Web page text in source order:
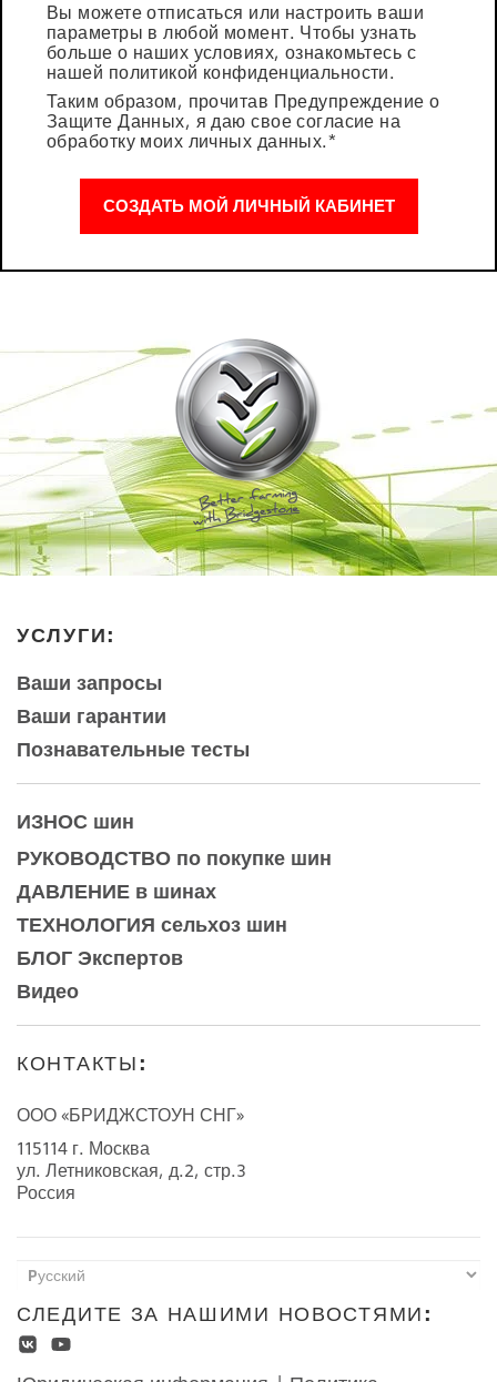
Вы можете отписаться или настроить ваши
параметры в любой момент. Чтобы узнать
больше о наших условиях, ознакомьтесь с
нашей политикой конфиденциальности.
Таким образом, прочитав Предупреждение о
Защите Данных, я даю свое согласие на
обработку моих личных данных.*
УСЛУГИ:
Ваши запросы
Ваши гарантии
Познавательные тесты
ИЗНОС шин
РУКОВОДСТВО по покупке шин
ДАВЛЕНИЕ в шинах
ТЕХНОЛОГИЯ сельхоз шин
БЛОГ Экспертов
Видео
КОНТАКТЫ:
ООО «БРИДЖСТОУН СНГ»
115114 г. Москва
ул. Летниковская, д.2, стр.3
Россия
СЛЕДИТЕ ЗА НАШИМИ НОВОСТЯМИ: